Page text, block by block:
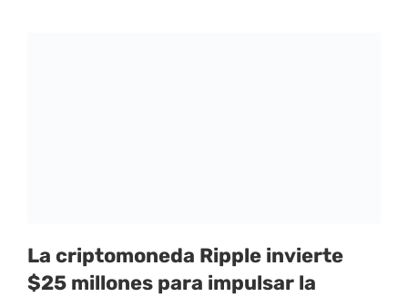
La criptomoneda Ripple invierte
$25 millones para impulsar la